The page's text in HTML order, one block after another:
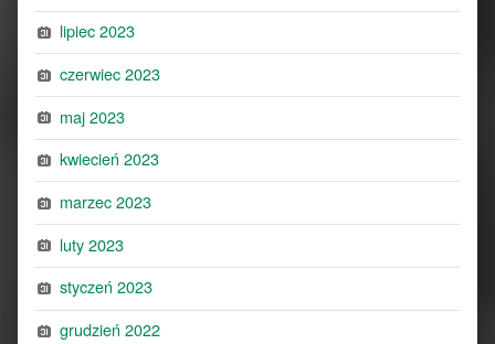
lipiec 2023
czerwiec 2023
maj 2023
kwiecień 2023
marzec 2023
luty 2023
styczeń 2023
grudzień 2022